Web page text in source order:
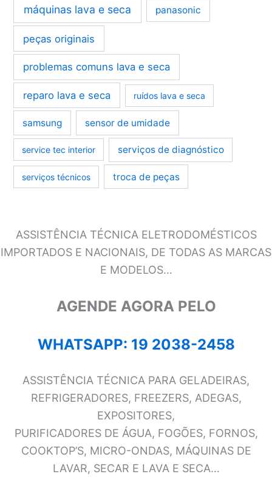
máquinas lava e seca panasonic
peças originais
problemas comuns lava e seca
reparo lava e seca ruídos lava e seca
samsung sensor de umidade
service tec interior serviços de diagnóstico
serviços técnicos troca de peças
ASSISTÊNCIA TÉCNICA ELETRODOMÉSTICOS
IMPORTADOS E NACIONAIS, DE TODAS AS MARCAS
E MODELOS…
AGENDE AGORA PELO
WHATSAPP: 19 2038-2458
ASSISTÊNCIA TÉCNICA PARA GELADEIRAS,
REFRIGERADORES, FREEZERS, ADEGAS,
EXPOSITORES,
PURIFICADORES DE ÁGUA, FOGÕES, FORNOS,
COOKTOP’S, MICRO-ONDAS, MÁQUINAS DE
LAVAR, SECAR E LAVA E SECA…